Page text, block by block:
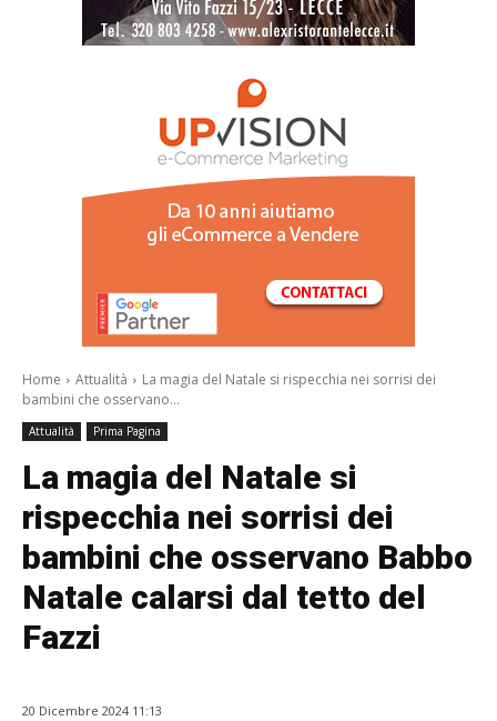
Home
Attualità
La magia del Natale si rispecchia nei sorrisi dei
bambini che osservano...
Attualità Prima Pagina
La magia del Natale si
rispecchia nei sorrisi dei
bambini che osservano Babbo
Natale calarsi dal tetto del
Fazzi
20 Dicembre 2024 11:13